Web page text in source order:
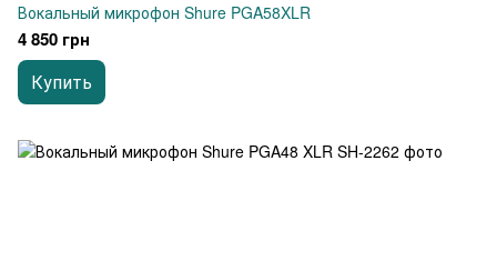
Вокальный микрофон Shure PGA58XLR
4 850 грн
Купить